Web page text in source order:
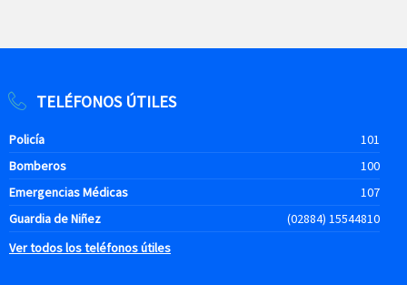
TELÉFONOS ÚTILES
Policía
101
Bomberos
100
Emergencias Médicas
107
Guardia de Niñez
(02884) 15544810
Ver todos los teléfonos útiles